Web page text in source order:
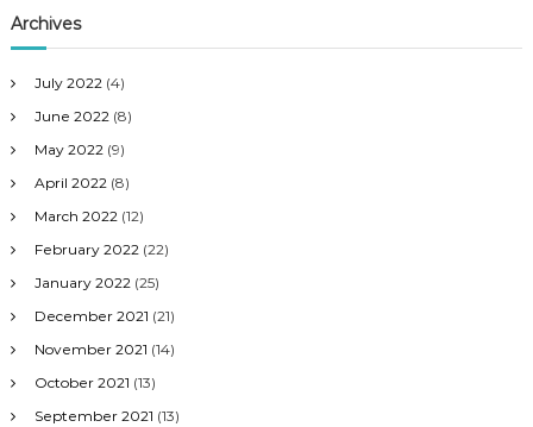
Archives
July 2022(4)
June 2022(8)
May 2022(9)
April 2022(8)
March 2022(12)
February 2022(22)
January 2022(25)
December 2021 (21)
November 2021 (14)
October 2021 (13)
September 2021 (13)